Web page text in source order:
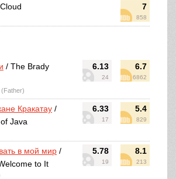
7
858
6.13
24
6.7
6862
/ The Brady
(Father)
6.33
17
5.4
829
Кракатау /
Java
5.78
19
8.1
213
в мой мир /
to It